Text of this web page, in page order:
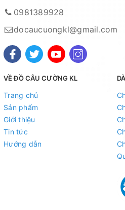
Fanpage :Đồ câu Cường KL
Facebook:Nguyễn Anhoặc
Kênh Thương mại điện tử
- Shopee:https://shopee.vn/
- Lazada:
https://
kl "
- Zalo OA:
https://zalo.me/
Địa chỉ cửa hàng : Số 10 Đông
Xem bản đồ chỉ dẫn đường đi
Chuyên sỉ lẻ toàn quốc -
0981389928
docaucuongkl@gmail.com
VỀ ĐỒ CÂU CƯỜNG KL
Trang chủ
Sản phẩm
Giới thiệu
Tin tức
Hướng dẫn